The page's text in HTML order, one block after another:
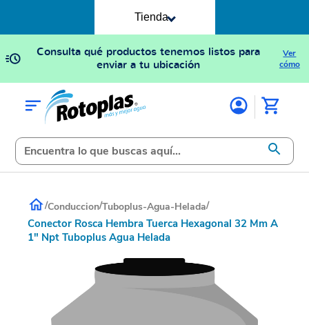
Tienda
Consulta qué productos tenemos listos para
enviar a tu ubicación
Ver
cómo
/Conduccion/Tuboplus-Agua-Helada/
Conector Rosca Hembra Tuerca Hexagonal 32 Mm A
1" Npt Tuboplus Agua Helada